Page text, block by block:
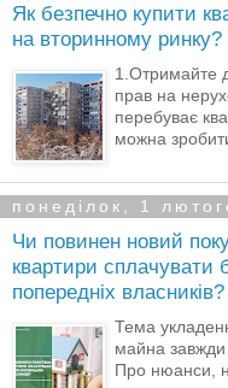
Як безпечно купити
на вторинному ринку?
1.Отримайте
прав на
перебуває
можна
понеділок, 1
Чи повинен новий
квартири сплачувати
попередніх власників?
Тема
майна
Про нюанси,